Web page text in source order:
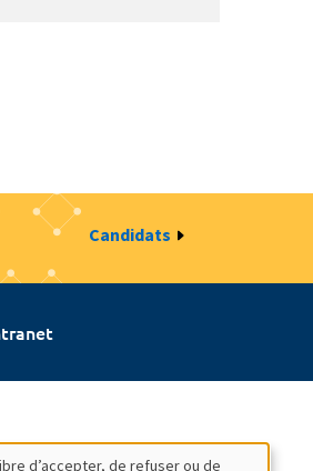
Candidats
d’accepter, de refuser ou de